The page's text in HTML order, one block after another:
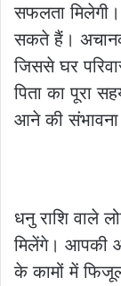
सफलता
सकते हैं।
जिससे घर
पिता का पूरा
आने की संभावना
धनु राशि वाले
मिलेंगे। आपकी
के कामों में